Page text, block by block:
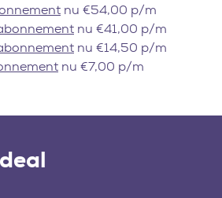
nu €54,00 p/m
nu €41,00 p/m
nu €14,50 p/m
nu €7,00 p/m